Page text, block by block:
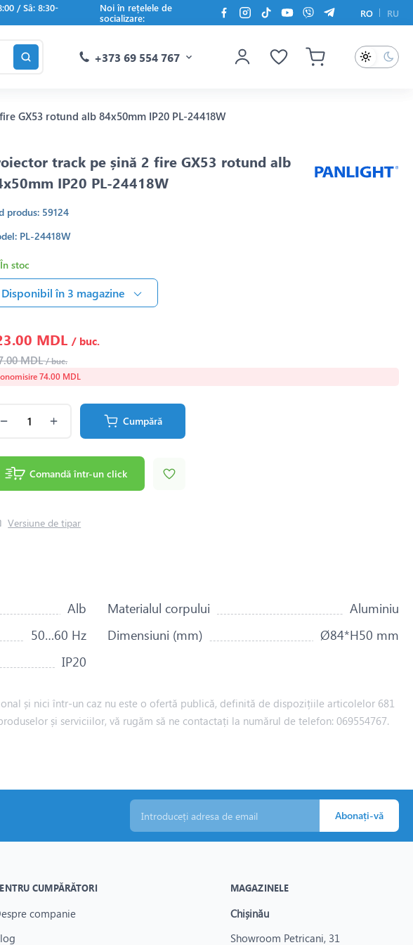
/ Sâ: 8:30-
Noi în rețelele de
socializare:
RO RU
+373 69 554 767
GX53 rotund alb 84x50mm IP20 PL-24418W
track pe șină 2 fire GX53 rotund alb
IP20 PL-24418W
produs: 59124
PL-24418W
În stoc
Disponibil în 3 magazine
MDL/ buc.
MDL/ buc.
74.00 MDL
Cumpără
Comandă într-un click
Versiune de tipar
Alb Materialul corpului
Aluminiu
50…60 Hz Dimensiuni (mm)
Ø84*H50 mm
IP20
și nici într-un caz nu este o ofertă publică, definită de dispozițiile articolelor 681
și serviciilor, vă rugăm să ne contactați la numărul de telefon: 069554767.
Abonați-vă
CUMPĂRĂTORI
companie
MAGAZINELE
Chișinău
Showroom Petricani, 31